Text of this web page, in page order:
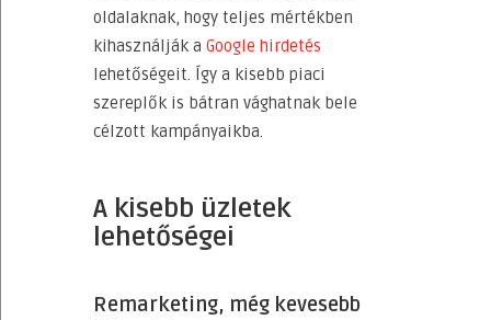
oldalaknak, hogy teljes mértékben
kihasználják a Google hirdetés
lehetőségeit. Így a kisebb piaci
szereplők is bátran vághatnak bele
célzott kampányaikba.
A kisebb üzletek
lehetőségei
Remarketing, még kevesebb